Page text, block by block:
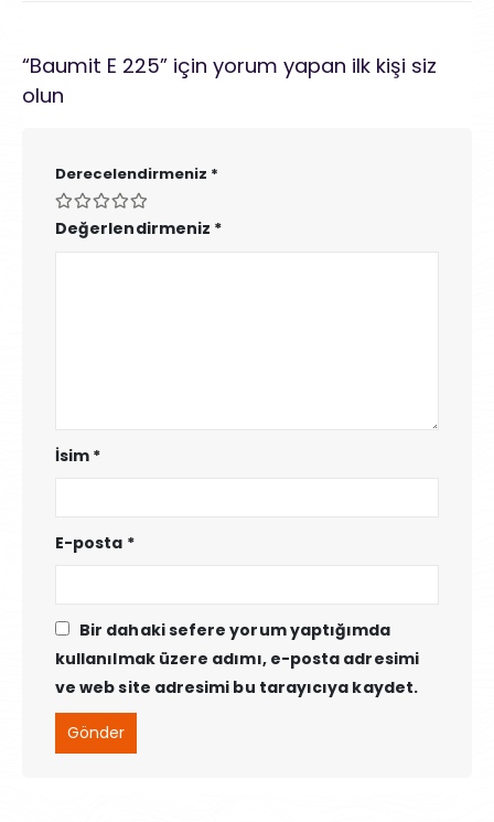
“Baumit E 225” için yorum yapan ilk kişi siz
olun
Derecelendirmeniz *
Değerlendirmeniz *
İsim *
E-posta *
Bir dahaki sefere yorum yaptığımda
kullanılmak üzere adımı, e-posta adresimi
ve web site adresimi bu tarayıcıya kaydet.